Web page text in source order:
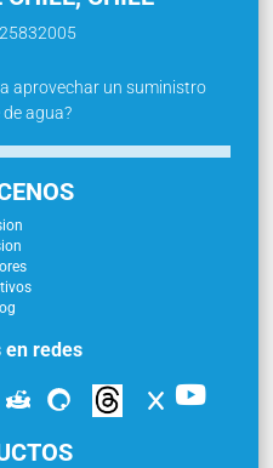
aprovechar un suministro
agua?
en redes